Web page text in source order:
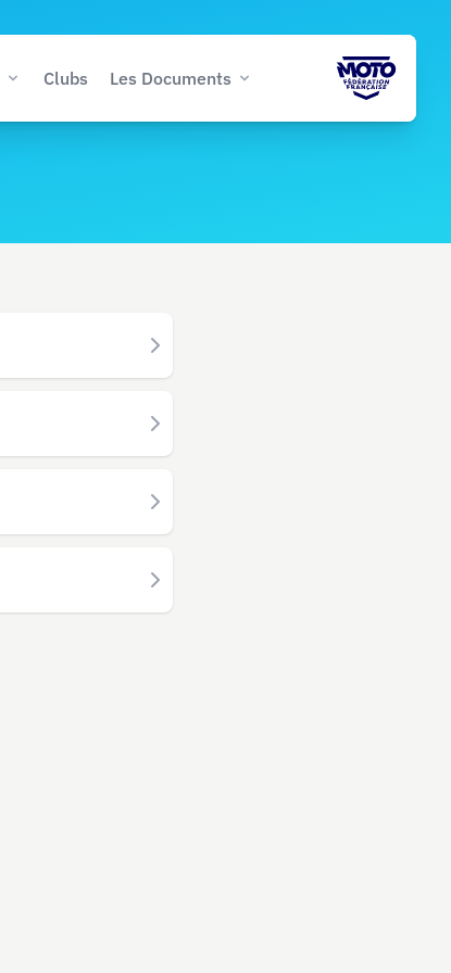
Clubs Les Documents